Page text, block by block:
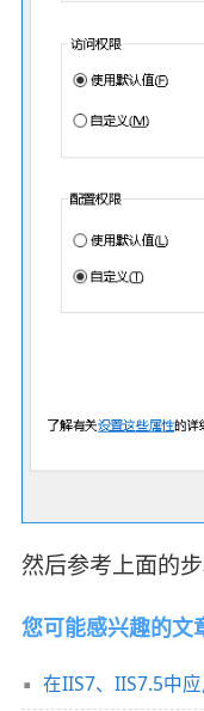
然后参考上面的
您可能感兴趣的文
在IIS7、IIS7.5中